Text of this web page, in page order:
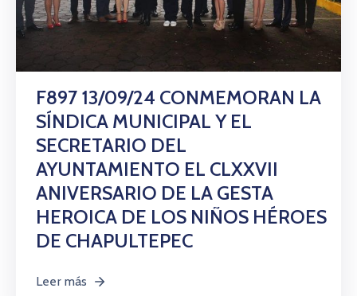
F897 13/09/24 CONMEMORAN LA
SÍNDICA MUNICIPAL Y EL
SECRETARIO DEL
AYUNTAMIENTO EL CLXXVII
ANIVERSARIO DE LA GESTA
HEROICA DE LOS NIÑOS HÉROES
DE CHAPULTEPEC
Leer más